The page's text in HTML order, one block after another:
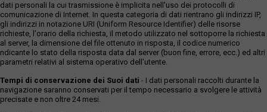
dati personali la cui trasmissione è implicita nell'uso dei protocolli di
comunicazione di Internet. In questa categoria di dati rientrano gli indirizzi IP,
gli indirizzi in notazione URI (Uniform Resource Identifier) delle risorse
richieste, l'orario della richiesta, il metodo utilizzato nel sottoporre la richiesta
al server, la dimensione del file ottenuto in risposta, il codice numerico
ndicante lo stato della risposta data dal server (buon fine, errore, ecc.) ed altri
parametri relativi al sistema operativo dell'utente.
Tempi di conservazione dei Suoi dati - I dati personali raccolti durante la
navigazione saranno conservati per il tempo necessario a svolgere le attività
precisate e non oltre 24 mesi.